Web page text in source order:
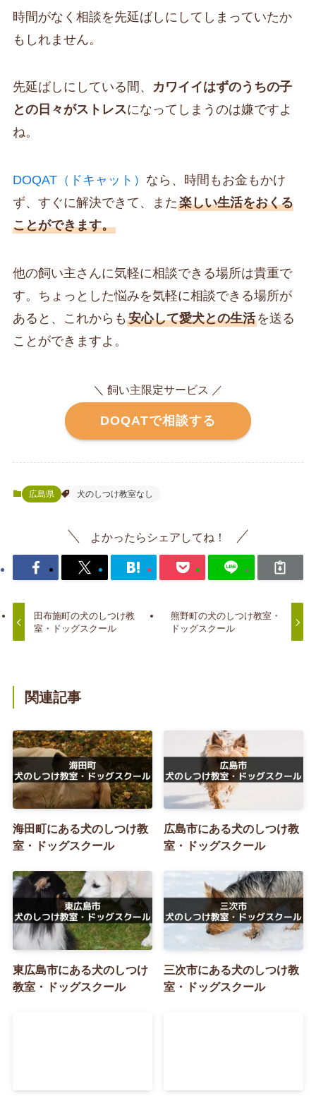
時間がなく相談を先延ばしにしてしまっていたか
もしれません。
先延ばしにしている間、
カワイイはずのうちの子
との日々がストレスになってしまうのは嫌ですよ
ね。
DOQAT（ドキャット） なら、時間もお金もかけ
ず、すぐに解決できて、また楽しい生活をおくる
ことができます。
他の飼い主さんに気軽に相談できる場所は貴重で
す。ちょっとした悩みを気軽に相談できる場所が
あると、これからも 安心して愛犬との生活を送る
ことができますよ。
＼ 飼い主限定サービス ／
DOQATで相談する
広島県 犬のしつけ教室なし
よかったらシェアしてね！
田布施町の犬のしつけ教
室・ドッグスクール
熊野町の犬のしつけ教室・
ドッグスクール
関連記事
海田町にある犬のしつけ教
室・ドッグスクール
広島市にある犬のしつけ教
室・ドッグスクール
東広島市にある犬のしつけ
教室・ドッグスクール
三次市にある犬のしつけ教
室・ドッグスクール